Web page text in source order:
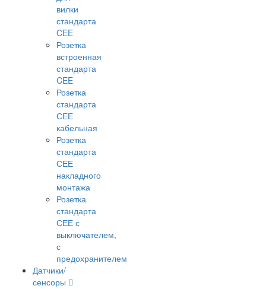
вилки
стандарта
CEE
Розетка
встроенная
стандарта
CEE
Розетка
стандарта
СЕЕ
кабельная
Розетка
стандарта
СЕЕ
накладного
монтажа
Розетка
стандарта
СЕЕ с
выключателем,
с
предохранителем
Датчики/
сенсоры